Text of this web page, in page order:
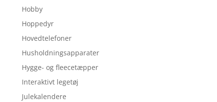
Hobby
Hoppedyr
Hovedtelefoner
Husholdningsapparater
Hygge- og fleecetæpper
Interaktivt legetøj
Julekalendere